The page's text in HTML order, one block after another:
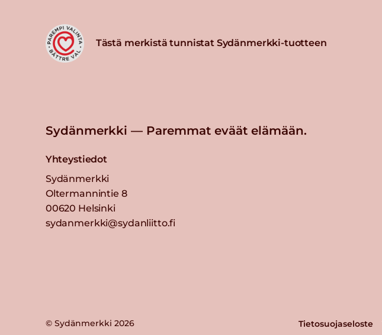
Tästä merkistä tunnistat Sydänmerkki-tuotteen
Sydänmerkki — Paremmat eväät elämään.
Yhteystiedot
Sydänmerkki
Oltermannintie 8
00620 Helsinki
sydanmerkki@sydanliitto.fi
© Sydänmerkki 2026 Tietosuojaseloste